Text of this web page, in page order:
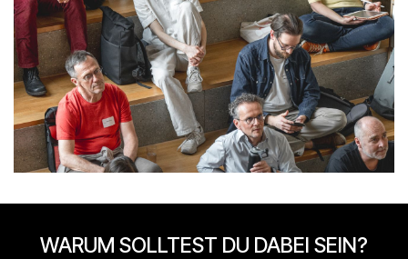
WARUM SOLLTEST DU DABEI SEIN?